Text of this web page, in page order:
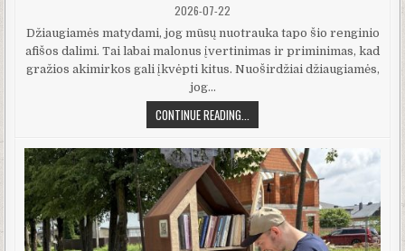
PUBLISHED DATE:
2026-07-22
Džiaugiamės matydami, jog mūsų nuotrauka tapo šio renginio
afišos dalimi. Tai labai malonus įvertinimas ir priminimas, kad
gražios akimirkos gali įkvėpti kitus. Nuoširdžiai džiaugiamės,
jog…
CONTINUE READING...